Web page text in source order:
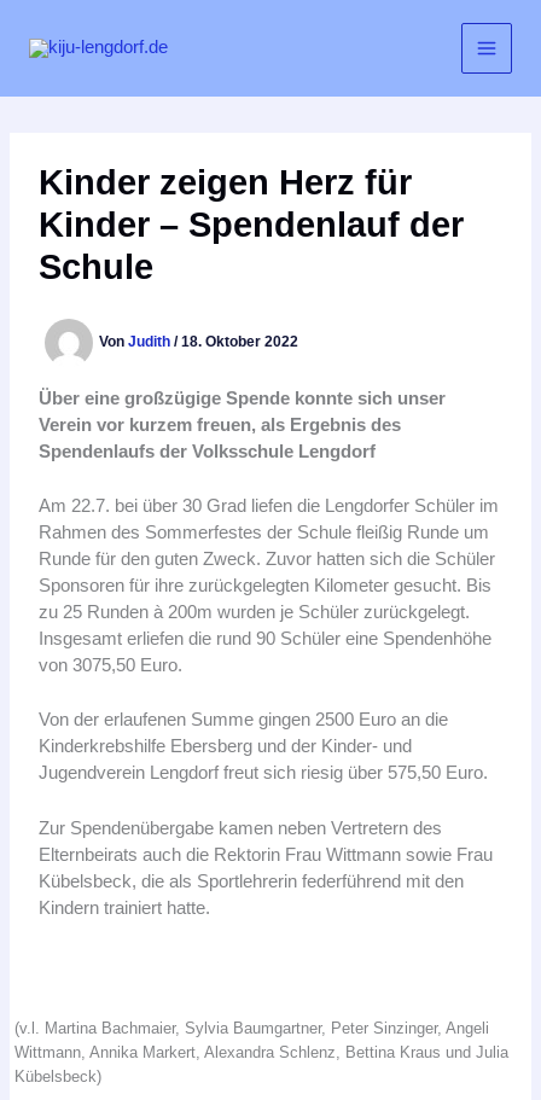
Inhalt
Kinder zeigen Herz für
Kinder – Spendenlauf der
Schule
Von Judith /18. Oktober 2022
Über eine großzügige Spende konnte sich unser
Verein vor kurzem freuen, als Ergebnis des
Spendenlaufs der Volksschule Lengdorf
Am 22.7. bei über 30 Grad liefen die Lengdorfer Schüler im
Rahmen des Sommerfestes der Schule fleißig Runde um
Runde für den guten Zweck. Zuvor hatten sich die Schüler
Sponsoren für ihre zurückgelegten Kilometer gesucht. Bis
zu 25 Runden à 200m wurden je Schüler zurückgelegt.
Insgesamt erliefen die rund 90 Schüler eine Spendenhöhe
von 3075,50 Euro.
Von der erlaufenen Summe gingen 2500 Euro an die
Kinderkrebshilfe Ebersberg und der Kinder- und
Jugendverein Lengdorf freut sich riesig über 575,50 Euro.
Zur Spendenübergabe kamen neben Vertretern des
Elternbeirats auch die Rektorin Frau Wittmann sowie Frau
Kübelsbeck, die als Sportlehrerin federführend mit den
Kindern trainiert hatte.
(v.l. Martina Bachmaier, Sylvia Baumgartner, Peter Sinzinger, Angeli
Wittmann, Annika Markert, Alexandra Schlenz, Bettina Kraus und Julia
Kübelsbeck)